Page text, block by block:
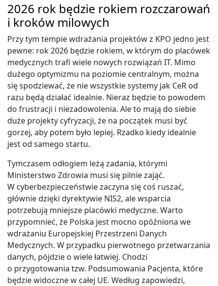
2026 rok będzie rokiem rozczarowań
i kroków milowych
Przy tym tempie wdrażania projektów z KPO jedno jest
pewne: rok 2026 będzie rokiem, w którym do placówek
medycznych trafi wiele nowych rozwiązań IT. Mimo
dużego optymizmu na poziomie centralnym, można
się spodziewać, że nie wszystkie systemy jak CeR od
razu będą działać idealnie. Nieraz będzie to powodem
do frustracji i niezadowolenia. Ale to mają do siebie
duże projekty cyfryzacji, że na początek musi być
gorzej, aby potem było lepiej. Rzadko kiedy idealnie
jest od samego startu.
Tymczasem odłogiem leżą zadania, którymi
Ministerstwo Zdrowia musi się pilnie zająć.
W cyberbezpieczeństwie zaczyna się coś ruszać,
głównie dzięki dyrektywie NIS2, ale wsparcia
potrzebują mniejsze placówki medyczne. Warto
przypomnieć, że Polska jest mocno opóźniona we
wdrażaniu Europejskiej Przestrzeni Danych
Medycznych. W przypadku pierwotnego przetwarzania
danych, pójdzie o wiele łatwiej. Chodzi
o przygotowania tzw. Podsumowania Pacjenta, które
będzie widoczne w całej UE. Według zapowiedzi,